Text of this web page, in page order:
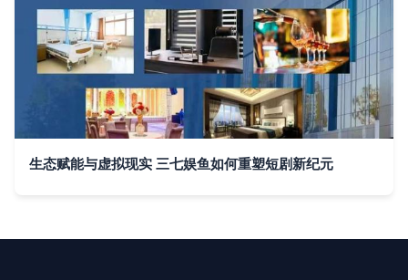
生态赋能与虚拟现实 三七娱鱼如何重塑短剧新纪元